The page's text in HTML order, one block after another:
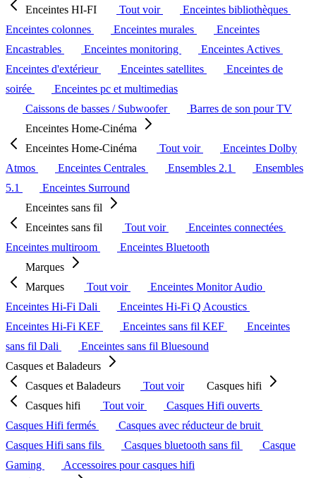
Enceintes HI-FI
Tout voir
Enceintes bibliothèques
Enceintes colonnes
Enceintes murales
Enceintes
Encastrables
Enceintes monitoring
Enceintes Actives
Enceintes d'extérieur
Enceintes satellites
Enceintes de
soirée
Enceintes pc et multimedias
Caissons de basses / Subwoofer
Barres de son pour TV
Enceintes Home-Cinéma
Enceintes Home-Cinéma
Tout voir
Enceintes Dolby
Atmos
Enceintes Centrales Ensembles 2.1
Ensembles
5.1
Enceintes Surround
Enceintes sans fil
Enceintes sans fil
Tout voir
Enceintes connectées
Enceintes multiroom
Enceintes Bluetooth
Marques
Marques
Tout voir
Enceintes Monitor Audio
Enceintes Hi-Fi Dali
Enceintes Hi-Fi Q Acoustics
Enceintes Hi-Fi KEF
Enceintes sans fil KEF
Enceintes
sans fil Dali
Enceintes sans fil Bluesound
Casques et Baladeurs
Casques et Baladeurs
Tout voir
Casques hifi
Casques hifi
Tout voir
Casques Hifi ouverts
Casques Hifi fermés
Casques avec réducteur de bruit
Casques Hifi sans fils
Casques bluetooth sans fil
Casque
Gaming
Accessoires pour casques hifi